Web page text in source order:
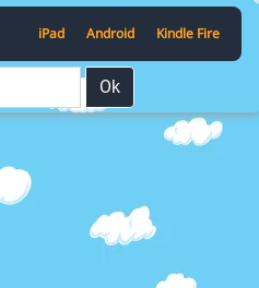
iPad Android Kindle Fire
Ok